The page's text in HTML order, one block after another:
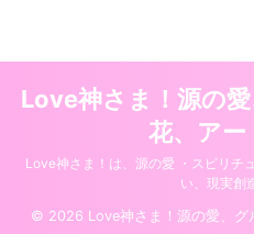
Love神さま！源の愛
花、アー
Love神さま！は、源の愛 ・スピリチ
い、現実創
© 2026 Love神さま！源の愛、グ